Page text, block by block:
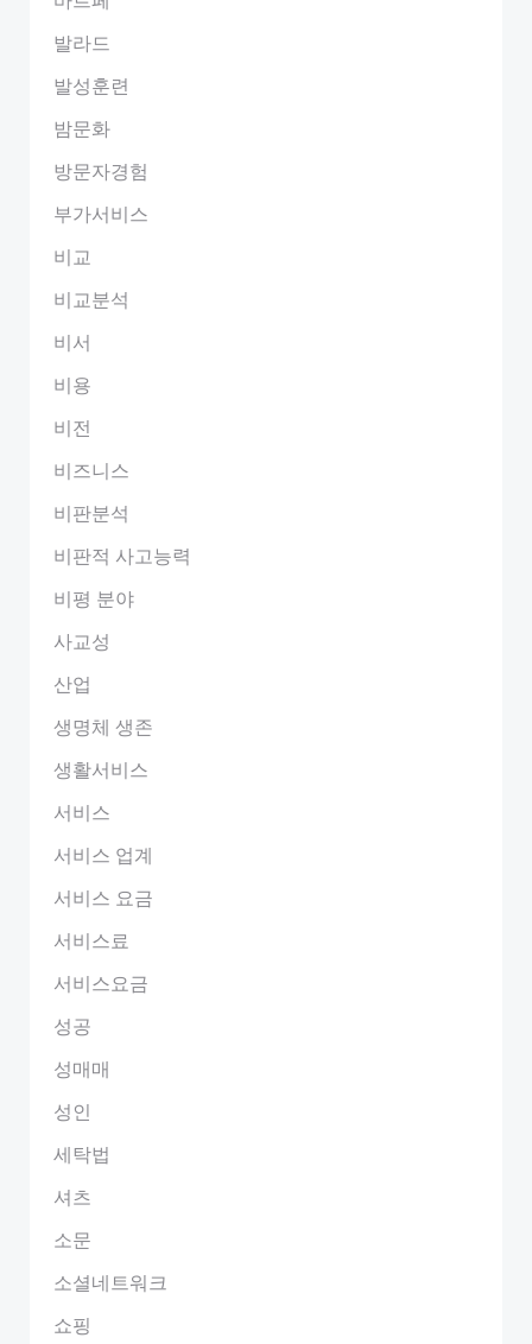
발라드
발성훈련
밤문화
방문자경험
부가서비스
비교
비교분석
비서
비용
비전
비즈니스
비판분석
비판적 사고능력
비평 분야
사교성
산업
생명체 생존
생활서비스
서비스
서비스 업계
서비스 요금
서비스료
서비스요금
성공
성매매
성인
세탁법
셔츠
소문
소셜네트워크
쇼핑